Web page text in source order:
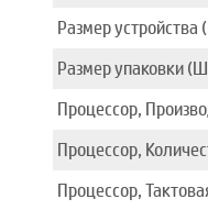
Размер
Размер упаковки
Процессор,
Процессор,
Процессор,